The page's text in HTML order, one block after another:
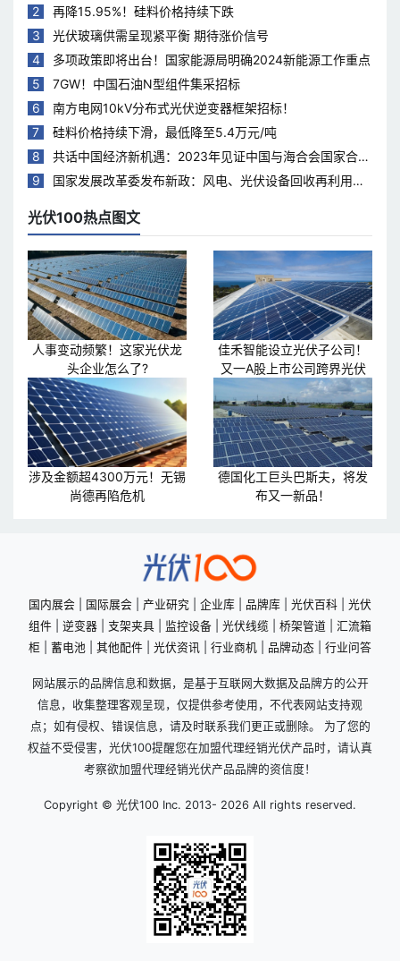
2
再降15.95%！硅料价格持续下跌
3
光伏玻璃供需呈现紧平衡 期待涨价信号
4
多项政策即将出台！国家能源局明确2024新能源工作重点
5
7GW！中国石油N型组件集采招标
6
南方电网10kV分布式光伏逆变器框架招标！
7
硅料价格持续下滑，最低降至5.4万元/吨
8
共话中国经济新机遇：2023年见证中国与海合会国家合作
热度持续升温
9
国家发展改革委发布新政：风电、光伏设备回收再利用，
光伏100热点图文
人事变动频繁！这家光伏龙
头企业怎么了?
佳禾智能设立光伏子公司！
又一A股上市公司跨界光伏
涉及金额超4300万元！无锡
尚德再陷危机
德国化工巨头巴斯夫，将发
布又一新品！
国内展会 国际展会 产业研究 企业库 品牌库 光伏百科
光伏
组件
逆变器 支架夹具 监控设备 光伏线缆 桥架管道
汇流箱
柜
蓄电池 其他配件 光伏资讯 行业商机 品牌动态 行业问答
网站展示的品牌信息和数据，是基于互联网大数据及品牌方的公开
信息，收集整理客观呈现，仅提供参考使用，不代表网站支持观
点；如有侵权、错误信息，请及时联系我们更正或删除。 为了您的
权益不受侵害，光伏100提醒您在加盟代理经销光伏产品时，请认真
考察欲加盟代理经销光伏产品品牌的资信度！
Copyright © 光伏100 Inc. 2013- 2026 All rights reserved.